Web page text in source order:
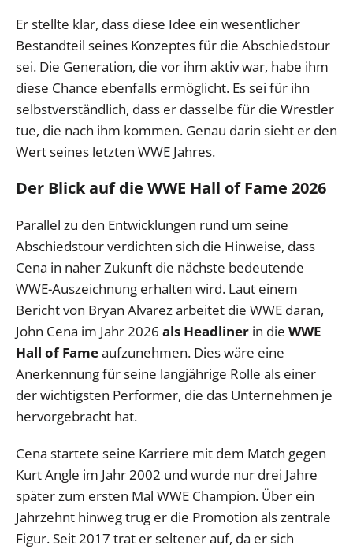
Er stellte klar, dass diese Idee ein wesentlicher
Bestandteil seines Konzeptes für die Abschiedstour
sei. Die Generation, die vor ihm aktiv war, habe ihm
diese Chance ebenfalls ermöglicht. Es sei für ihn
selbstverständlich, dass er dasselbe für die Wrestler
tue, die nach ihm kommen. Genau darin sieht er den
Wert seines letzten WWE Jahres.
Der Blick auf die WWE Hall of Fame 2026
Parallel zu den Entwicklungen rund um seine
Abschiedstour verdichten sich die Hinweise, dass
Cena in naher Zukunft die nächste bedeutende
WWE-Auszeichnung erhalten wird. Laut einem
Bericht von Bryan Alvarez arbeitet die WWE daran,
John Cena im Jahr 2026 als Headliner in die WWE
Hall of Fameaufzunehmen. Dies wäre eine
Anerkennung für seine langjährige Rolle als einer
der wichtigsten Performer, die das Unternehmen je
hervorgebracht hat.
Cena startete seine Karriere mit dem Match gegen
Kurt Angle im Jahr 2002 und wurde nur drei Jahre
später zum ersten Mal WWE Champion. Über ein
Jahrzehnt hinweg trug er die Promotion als zentrale
Figur. Seit 2017 trat er seltener auf, da er sich